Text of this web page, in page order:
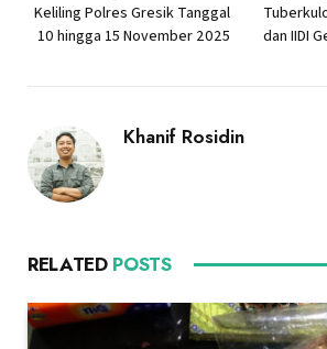
Keliling Polres Gresik Tanggal
10 hingga 15 November 2025
dan IIDI
Khanif Rosidin
RELATED POSTS